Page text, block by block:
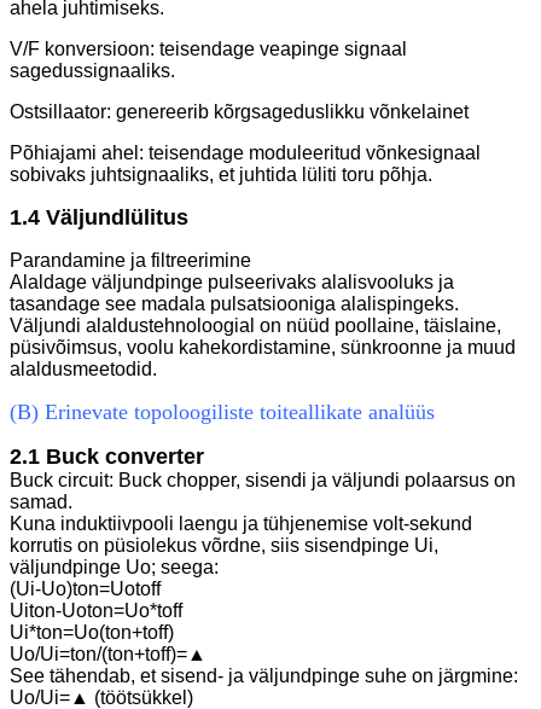
ahela juhtimiseks.
V/F konversioon: teisendage veapinge signaal
sagedussignaaliks.
Ostsillaator: genereerib kõrgsageduslikku võnkelainet
Põhiajami ahel: teisendage moduleeritud võnkesignaal
sobivaks juhtsignaaliks, et juhtida lüliti toru põhja.
1.4 Väljundlülitus
Parandamine ja filtreerimine
Alaldage väljundpinge pulseerivaks alalisvooluks ja
tasandage see madala pulsatsiooniga alalispingeks.
Väljundi alaldustehnoloogial on nüüd poollaine, täislaine,
püsivõimsus, voolu kahekordistamine, sünkroonne ja muud
alaldusmeetodid.
(B) Erinevate topoloogiliste toiteallikate analüüs
2.1 Buck converter
Buck circuit: Buck chopper, sisendi ja väljundi polaarsus on
samad.
Kuna induktiivpooli laengu ja tühjenemise volt-sekund
korrutis on püsiolekus võrdne, siis sisendpinge Ui,
väljundpinge Uo; seega:
(Ui-Uo)ton=Uotoff
Uiton-Uoton=Uo*toff
Ui*ton=Uo(ton+toff)
Uo/Ui=ton/(ton+toff)=▲
See tähendab, et sisend- ja väljundpinge suhe on järgmine:
Uo/Ui=▲ (töötsükkel)